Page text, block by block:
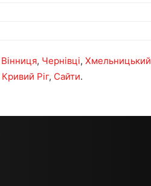
Вінниця, Чернівці, Хмельницький
Кривий Ріг, Сайти.